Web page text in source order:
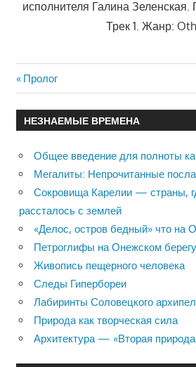
исполнителя Галина Зеленская.
Трек 1. Жанр:
Навигация
по
записям
Previous
Post:
Пролог
НЕЗНАЕМЫЕ ВРЕМЕНА
Общее введение для полноты
Мегалиты: Непрочитанные
Сокровища Карелии — страны,
рассталось с землей
«Делос, остров бедный» что на
Петроглифы на Онежском берегу
Живопись пещерного человека
Следы Гипербореи
Лабиринты Соловецкого
Природа как творческая сила
Архитектура — «Вторая